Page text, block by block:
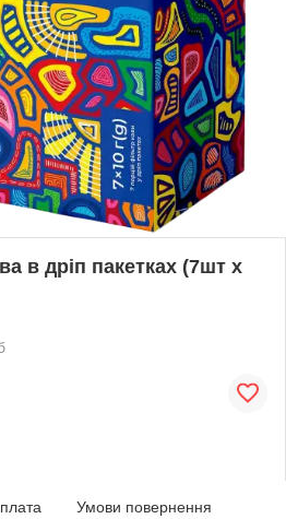
в дріп пакетках (7шт х
Умови повернення